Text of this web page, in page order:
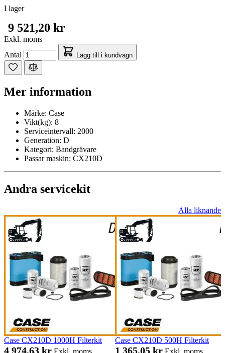
I lager
9 521,20 kr
Exkl. moms
Antal
Lägg till i kundvagn
Mer information
Märke: Case
Vikt(kg): 8
Serviceintervall: 2000
Generation: D
Kategori: Bandgrävare
Passar maskin: CX210D
Andra servicekit
Alla liknande
Case CX210D 1000H Filterkit
4 974,63 kr Exkl. moms
Case CX210D 500H Filterkit
1 365,05 kr Exkl. moms